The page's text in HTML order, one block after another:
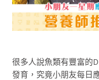
很多人說魚類有豐富的
發育，究竟小朋友每日